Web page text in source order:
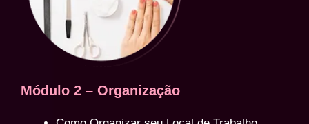
Módulo 2 – Organização